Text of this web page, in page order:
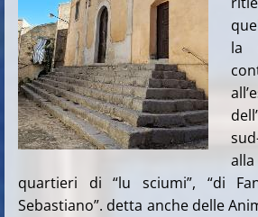
la
quartieri di “lu sciumi”, “di
Sebastiano”. detta anche delle